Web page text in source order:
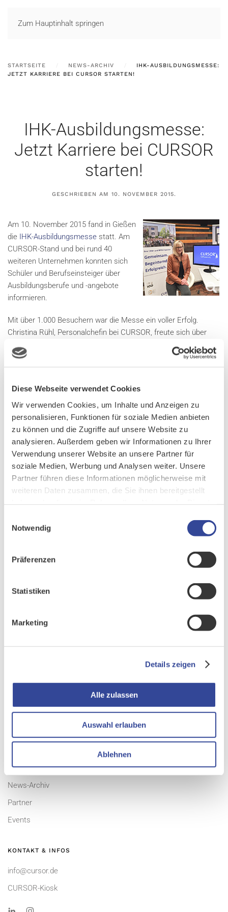
Diese Webseite verwendet Cookies
Wir verwenden Cookies, um Inhalte und Anzeigen zu
personalisieren, Funktionen für soziale Medien anbieten
zu können und die Zugriffe auf unsere Website zu
analysieren. Außerdem geben wir Informationen zu Ihrer
Verwendung unserer Website an unsere Partner für
soziale Medien, Werbung und Analysen weiter. Unsere
Partner führen diese Informationen möglicherweise mit
weiteren Daten zusammen, die Sie ihnen bereitgestellt
Notwendig
Präferenzen
Statistiken
Marketing
Details zeigen
Alle zulassen
Auswahl erlauben
Ablehnen
Zum Hauptinhalt springen
STARTSEITE NEWS-ARCHIV
IHK-AUSBILDUNGSMESSE:
JETZT KARRIERE BEI CURSOR STARTEN!
IHK-Ausbildungsmesse:
Jetzt Karriere bei CURSOR
starten!
GESCHRIEBEN AM 10. NOVEMBER 2015.
Am 10. November 2015 fand in Gießen
die IHK-Ausbildungsmesse statt. Am
CURSOR-Stand und bei rund 40
weiteren Unternehmen konnten sich
Schüler und Berufseinsteiger über
Ausbildungsberufe und -angebote
informieren.
Mit über 1.000 Besuchern war die Messe ein voller Erfolg.
Christina Rühl, Personalchefin bei CURSOR, freute sich über
das rege Interesse: "Ich habe viele Gespräche mit motivierten
jungen Menschen geführt. Die Messe war sehr gut organisiert
und bot sowohl Bewerbern als auch Unternehmen tolle
ObAusbildung,Duales Studiumoder Praktika fürSchülerund
Studierende– als erfolgreiches IT-Unternehmen mit Sitz in
Gießen bieten wir beste Perspektiven für Ihre Karriere.
Ihre Karriere bei CURSOR – hier klicken und informieren:
http://www.cursor.de/jobs-karriere
PRODUKTE
CURSOR-CRM
Aktuelles
News-Archiv
Partner
Events
KONTAKT & INFOS
info@cursor.de
CURSOR-Kiosk